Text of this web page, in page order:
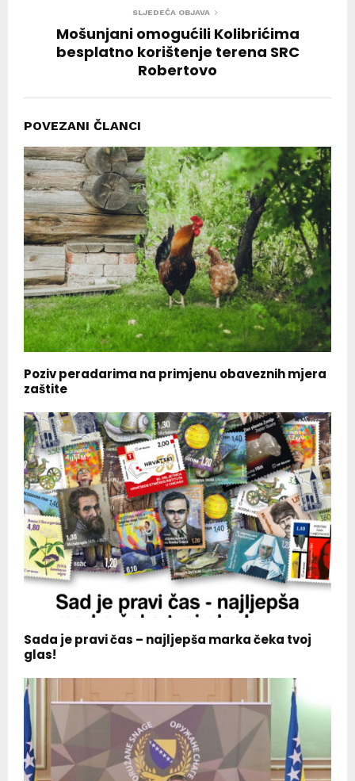
SLJEDEĆA OBJAVA
Mošunjani omogućili Kolibrićima
besplatno korištenje terena SRC
Robertovo
POVEZANI ČLANCI
Poziv peradarima na primjenu obaveznih mjera
zaštite
Sada je pravi čas – najljepša marka čeka tvoj
glas!